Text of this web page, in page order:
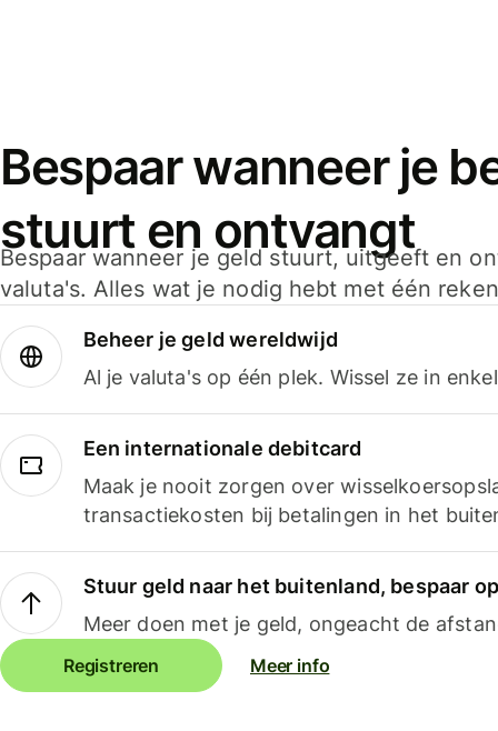
Bespaar wanneer je
stuurt en ontvangt
Bespaar wanneer je geld stuurt, uitgeeft en
valuta's. Alles wat je nodig hebt met één
Beheer je geld wereldwijd
Al je valuta's op één plek. Wissel ze in
Een internationale debitcard
Maak je nooit zorgen over
transactiekosten bij betalingen in het
Stuur geld naar het buitenland, bespaar
Meer doen met je geld, ongeacht de
Registreren Meer info